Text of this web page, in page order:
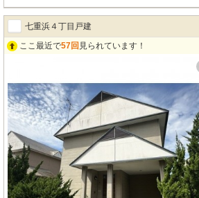
七重浜４丁目戸建
ここ最近で57回 見られています！